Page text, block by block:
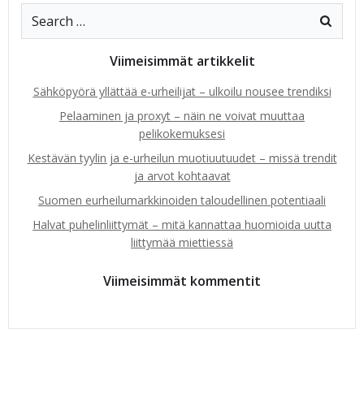
Viimeisimmät artikkelit
Sähköpyörä yllättää e-urheilijat – ulkoilu nousee trendiksi
Pelaaminen ja proxyt – näin ne voivat muuttaa
pelikokemuksesi
Kestävän tyylin ja e-urheilun muotiuutuudet – missä trendit
ja arvot kohtaavat
Suomen eurheilumarkkinoiden taloudellinen potentiaali
Halvat puhelinliittymät – mitä kannattaa huomioida uutta
liittymää miettiessä
Viimeisimmät kommentit